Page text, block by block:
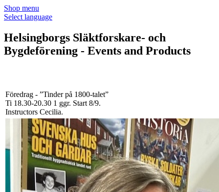
Shop menu
Select language
Helsingborgs Släktforskare- och
Bygdeförening - Events and Products
Föredrag - ”Tinder på 1800-talet”
Ti 18.30-20.30 1 ggr. Start 8/9.
Instructors Cecilia.